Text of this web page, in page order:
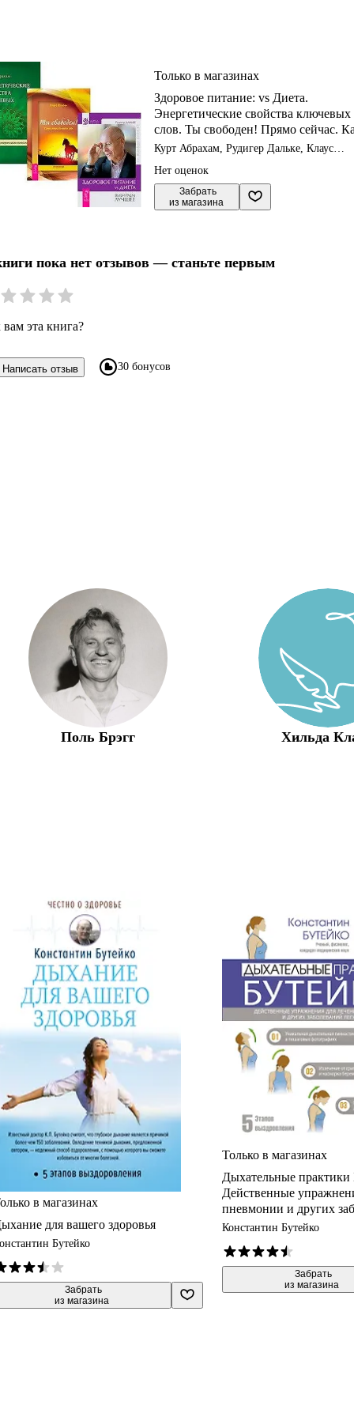
Только в магазинах
Здоровое питание: vs Диета.
Энергетические свойства ключевых
слов. Ты свободен! Прямо сейчас.
найти себя (комплект из 3 книг)
Курт Абрахам, Рудигер Дальке, Клаус
Нет оценок
Забрать
из магазина
пока нет отзывов — станьте первым
эта книга?
Написать отзыв 30 бонусов
Поль Брэгг Хильда
в магазинах
для вашего здоровья
Бутейко
Забрать
из магазина
Только в магазинах
Дыхательные практики
Действенные
пневмонии и других
легких
Константин Бутейко
Забрать
из магазина